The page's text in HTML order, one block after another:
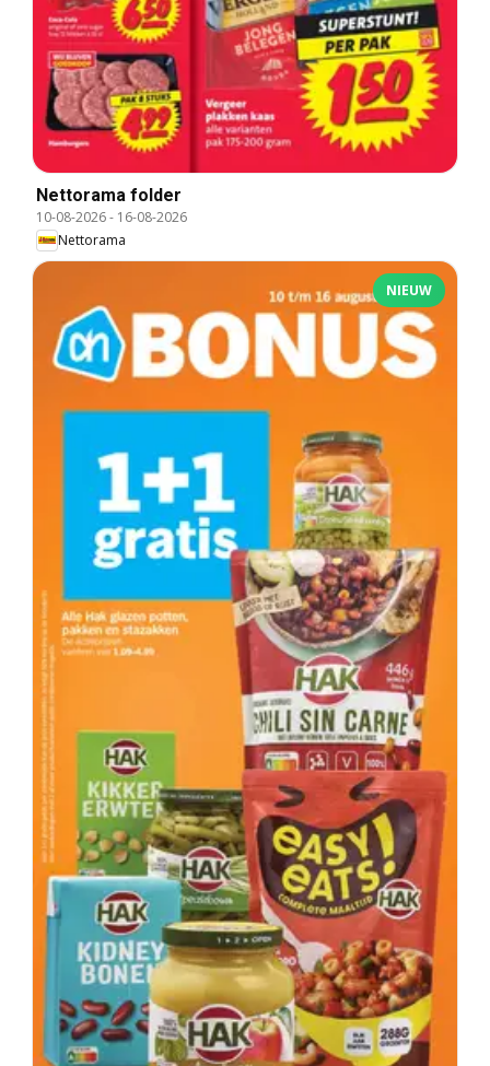
Nettorama folder
10-08-2026- 16-08-2026
Nettorama
NIEUW